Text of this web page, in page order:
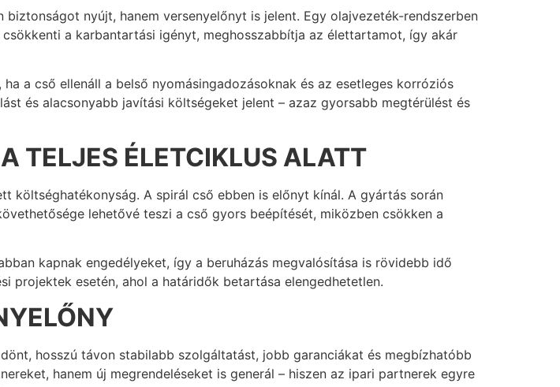
nyújt, hanem versenyelőnyt is jelent. Egy olajvezeték-rendszerben
a karbantartási igényt, meghosszabbítja az élettartamot, így akár
a cső ellenáll a belső nyomásingadozásoknak és az esetleges korróziós
és alacsonyabb javítási költségeket jelent – azaz gyorsabb megtérülést és
TELJES ÉLETCIKLUS ALATT
költséghatékonyság. A spirál cső ebben is előnyt kínál. A gyártás során
lehetővé teszi a cső gyors beépítését, miközben csökken a
kapnak engedélyeket, így a beruházás megvalósítása is rövidebb idő
projektek esetén, ahol a határidők betartása elengedhetetlen.
hosszú távon stabilabb szolgáltatást, jobb garanciákat és megbízhatóbb
hanem új megrendeléseket is generál – hiszen az ipari partnerek egyre